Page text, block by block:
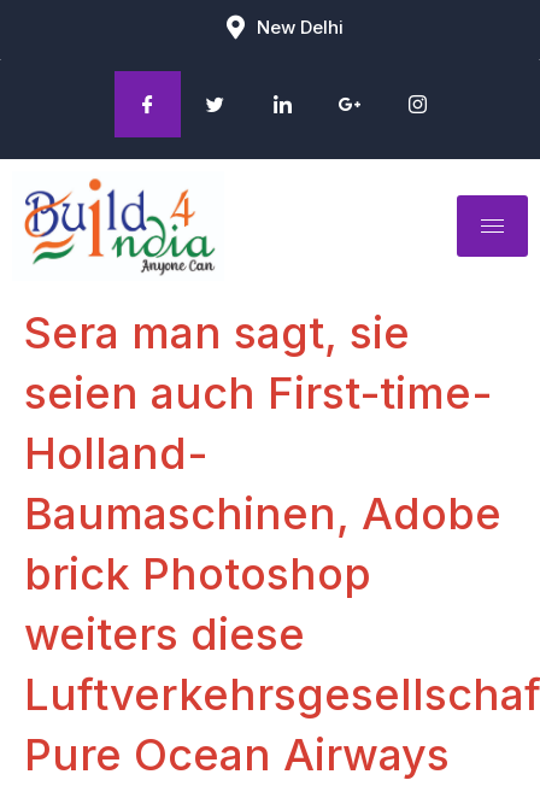
New Delhi
Sera man sagt, sie
seien auch First-time-
Holland-
Baumaschinen, Adobe
brick Photoshop
weiters diese
Pure Ocean Airways